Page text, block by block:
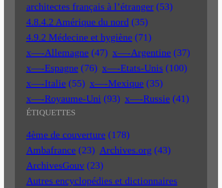
architectes français à l’étranger (53)
4.8.4.2 Amérique du nord (35)
4.9.2 Médecine et hygiène (71)
x—-Allemagne (47) x—-Argentine (37)
x—-Espagne (76) x—-Etats-Unis (100)
x—-Italie (55) x—-Mexique (35)
x—-Royaume-Uni (93) x—-Russie (41)
ÉTIQUETTES
4ème de couverture (178)
Ambafrance (23) Archives.org (43)
ArchivesGouv (23)
Autres encyclopédies et dictionnaires